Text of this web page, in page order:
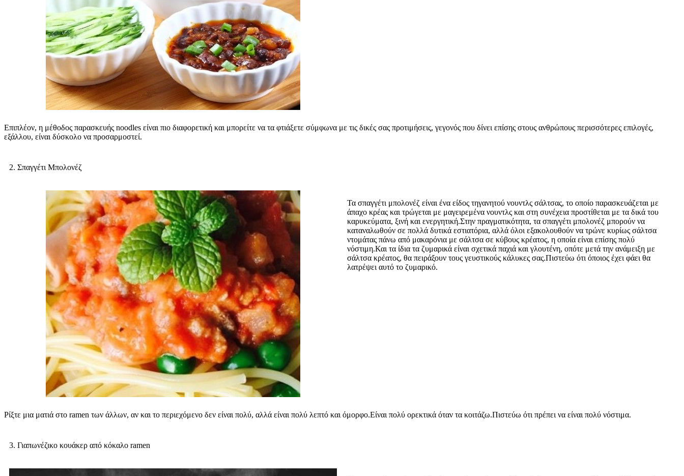
Επιπλέον, η μέθοδος παρασκευής noodles είναι πιο διαφορετική και μπορείτε να τα φτιάξετε σύμφωνα με τις δικές σας προτιμήσεις, γεγονός που δίνει επίσης στους ανθρώπους περισσότερες επιλογές,
εξάλλου, είναι δύσκολο να προσαρμοστεί.
2. Σπαγγέτι Μπολονέζ
Τα σπαγγέτι μπολονέζ είναι ένα είδος τηγανητού νουντλς σάλτσας, το οποίο παρασκευάζεται με
άπαχο κρέας και τρώγεται με μαγειρεμένα νουντλς και στη συνέχεια προστίθεται με τα δικά του
καρυκεύματα, ξινή και ενεργητική.Στην πραγματικότητα, τα σπαγγέτι μπολονέζ μπορούν να
καταναλωθούν σε πολλά δυτικά εστιατόρια, αλλά όλοι εξακολουθούν να τρώνε κυρίως σάλτσα
ντομάτας πάνω από μακαρόνια με σάλτσα σε κύβους κρέατος, η οποία είναι επίσης πολύ
νόστιμη.Και τα ίδια τα ζυμαρικά είναι σχετικά παχιά και γλουτένη, οπότε μετά την ανάμειξη με
σάλτσα κρέατος, θα πειράξουν τους γευστικούς κάλυκες σας.Πιστεύω ότι όποιος έχει φάει θα
λατρέψει αυτό το ζυμαρικό.
Ρίξτε μια ματιά στο ramen των άλλων, αν και το περιεχόμενο δεν είναι πολύ, αλλά είναι πολύ λεπτό και όμορφο.Είναι πολύ ορεκτικά όταν τα κοιτάζω.Πιστεύω ότι πρέπει να είναι πολύ νόστιμα.
3. Γιαπωνέζικο κουάκερ από κόκαλο ramen